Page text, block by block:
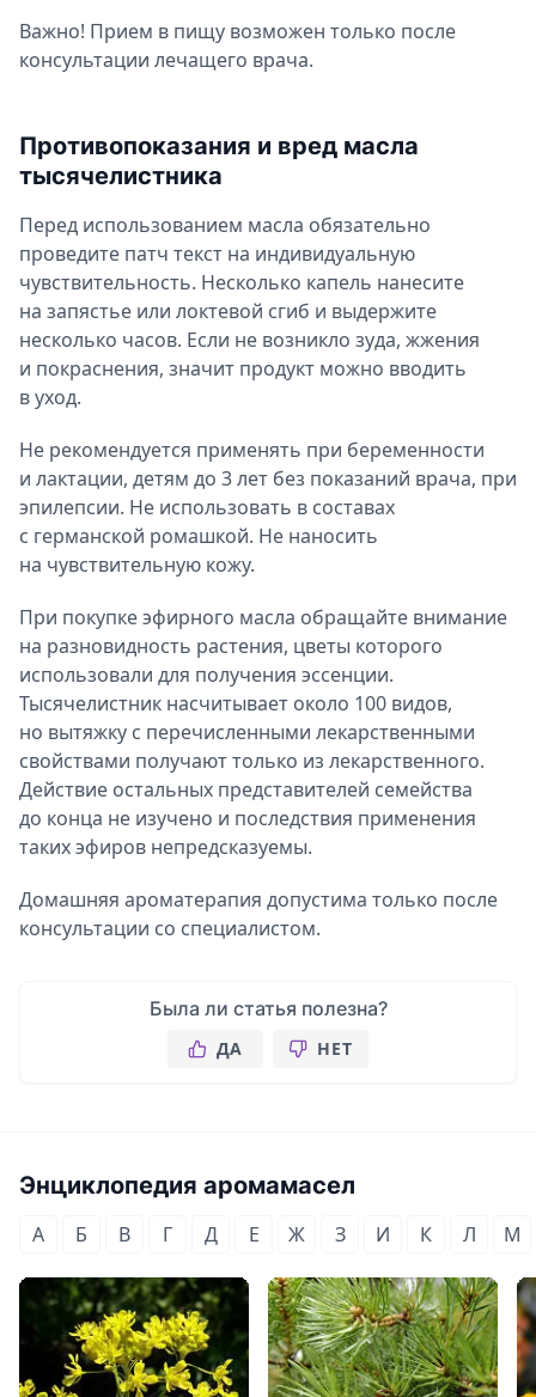
Важно! Прием в пищу возможен только после
консультации лечащего врача.
Противопоказания и вред масла
тысячелистника
Перед использованием масла обязательно
проведите патч текст на индивидуальную
чувствительность. Несколько капель нанесите
на запястье или локтевой сгиб и выдержите
несколько часов. Если не возникло зуда, жжения
и покраснения, значит продукт можно вводить
в уход.
Не рекомендуется применять при беременности
и лактации, детям до 3 лет без показаний врача, при
эпилепсии. Не использовать в составах
с германской ромашкой. Не наносить
на чувствительную кожу.
При покупке эфирного масла обращайте внимание
на разновидность растения, цветы которого
использовали для получения эссенции.
Тысячелистник насчитывает около 100 видов,
но вытяжку с перечисленными лекарственными
свойствами получают только из лекарственного.
Действие остальных представителей семейства
до конца не изучено и последствия применения
таких эфиров непредсказуемы.
Домашняя ароматерапия допустима только после
консультации со специалистом.
Была ли статья полезна?
ДА НЕТ
Энциклопедия аромамасел
А Б В Г Д Е Ж З И К Л М